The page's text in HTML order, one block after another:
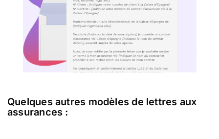
Quelques autres modèles de lettres aux
assurances :